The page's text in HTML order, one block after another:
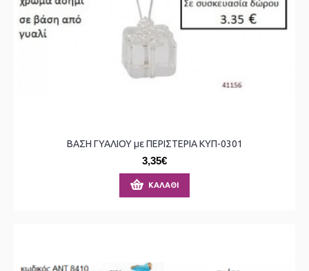
ΒΑΣΗ ΓΥΑΛΙΟΥ με ΠΕΡΙΣΤΕΡΙΑ ΚΥΠ-0301
3,35€
ΚΑΛΆΘΙ